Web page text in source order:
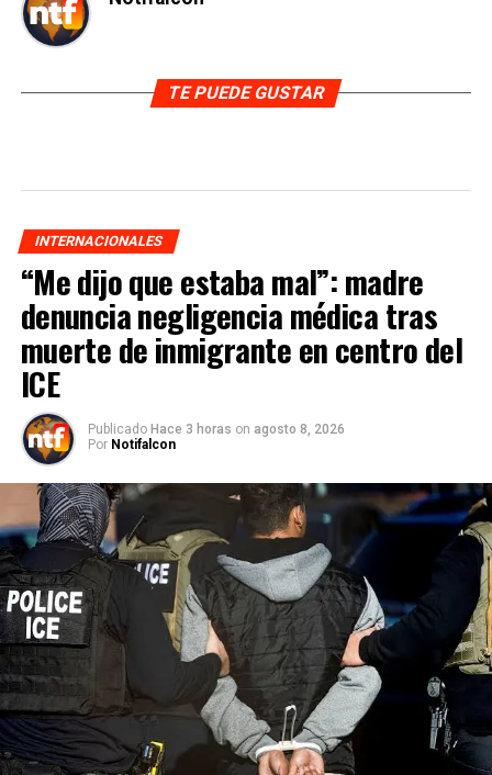
TE PUEDE GUSTAR
INTERNACIONALES
“Me dijo que estaba mal”: madre
denuncia negligencia médica tras
muerte de inmigrante en centro del
ICE
Publicado Hace 3 horas on agosto 8, 2026
Por Notifalcon